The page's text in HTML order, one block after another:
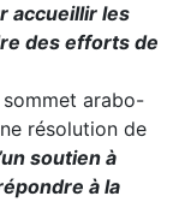
accueillir les
des efforts de
sommet arabo-
résolution de
soutien à
à la